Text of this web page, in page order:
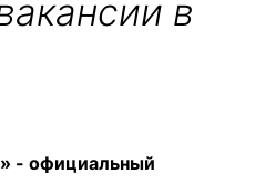
в
- официальный